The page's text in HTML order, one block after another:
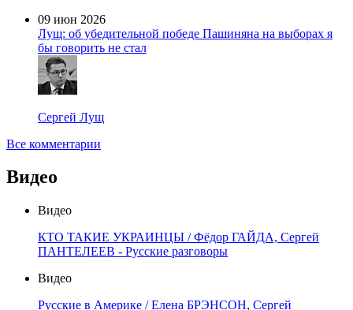
09 июн 2026
Лущ: об убедительной победе Пашиняна на выборах я
бы говорить не стал
Сергей Лущ
Все комментарии
Видео
Видео
КТО ТАКИЕ УКРАИНЦЫ / Фёдор ГАЙДА, Сергей
ПАНТЕЛЕЕВ - Русские разговоры
Видео
Русские в Америке / Елена БРЭНСОН, Сергей